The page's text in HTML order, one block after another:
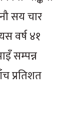
सय चार
वर्ष ४१
सम्पन्न
प्रतिशत